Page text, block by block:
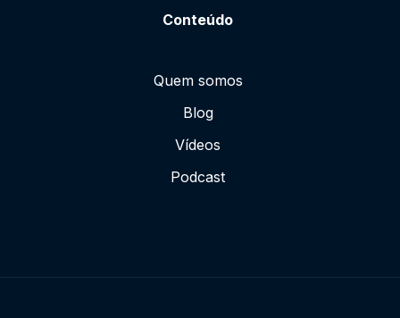
Conteúdo
Quem somos
Blog
Vídeos
Podcast